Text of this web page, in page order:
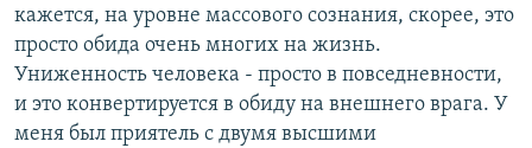
кажется, на уровне массового сознания, скорее, это
просто обида очень многих на жизнь.
Униженность человека - просто в повседневности,
и это конвертируется в обиду на внешнего врага. У
меня был приятель с двумя высшими